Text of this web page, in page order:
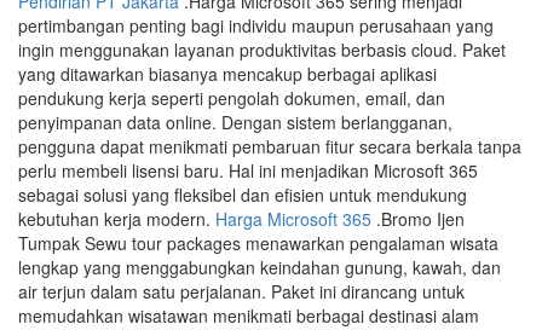
pertimbangan penting bagi individu maupun perusahaan yang
ingin menggunakan layanan produktivitas berbasis cloud. Paket
yang ditawarkan biasanya mencakup berbagai aplikasi
pendukung kerja seperti pengolah dokumen, email, dan
penyimpanan data online. Dengan sistem berlangganan,
pengguna dapat menikmati pembaruan fitur secara berkala tanpa
perlu membeli lisensi baru. Hal ini menjadikan Microsoft 365
sebagai solusi yang fleksibel dan efisien untuk mendukung
kebutuhan kerja modern. Harga Microsoft 365 .Bromo Ijen
Tumpak Sewu tour packages menawarkan pengalaman wisata
lengkap yang menggabungkan keindahan gunung, kawah, dan
air terjun dalam satu perjalanan. Paket ini dirancang untuk
memudahkan wisatawan menikmati berbagai destinasi alam